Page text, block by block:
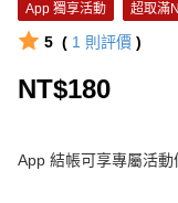
App 獨享活動 超取滿
5 ( 1 則評價 )
NT$180
App 結帳可享專屬活動